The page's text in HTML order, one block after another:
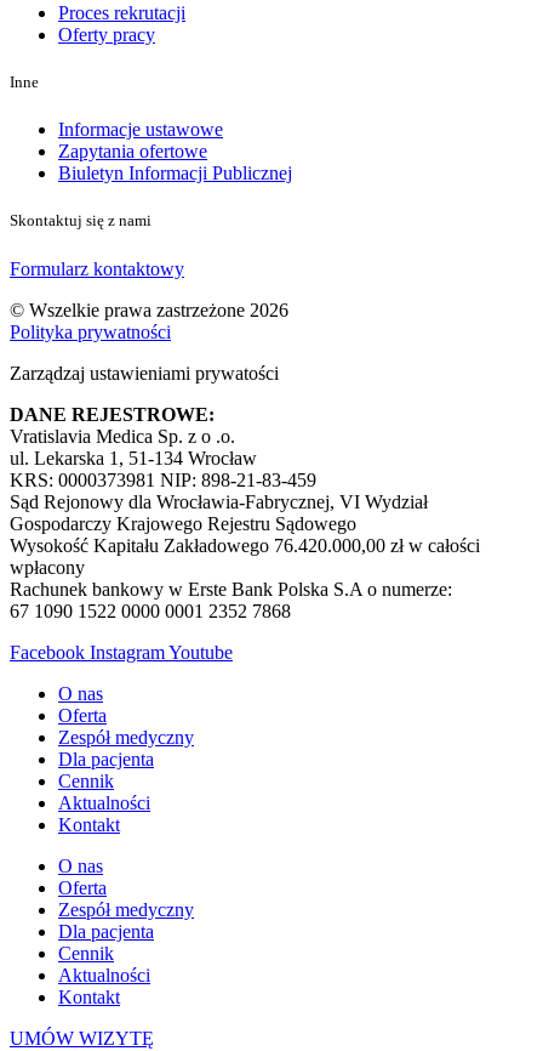
Proces rekrutacji
Oferty pracy
Inne
Informacje ustawowe
Zapytania ofertowe
Biuletyn Informacji Publicznej
Skontaktuj się z nami
Formularz kontaktowy
© Wszelkie prawa zastrzeżone 2026
Polityka prywatności
Zarządzaj ustawieniami prywatości
DANE REJESTROWE:
Vratislavia Medica Sp. z o .o.
ul. Lekarska 1, 51-134 Wrocław
KRS: 0000373981 NIP: 898-21-83-459
Sąd Rejonowy dla Wrocławia-Fabrycznej, VI Wydział
Gospodarczy Krajowego Rejestru Sądowego
Wysokość Kapitału Zakładowego 76.420.000,00 zł w całości
wpłacony
Rachunek bankowy w Erste Bank Polska S.A o numerze:
67 1090 1522 0000 0001 2352 7868
Facebook InstagramYoutube
O nas
Oferta
Zespół medyczny
Dla pacjenta
Cennik
Aktualności
Kontakt
O nas
Oferta
Zespół medyczny
Dla pacjenta
Cennik
Aktualności
Kontakt
UMÓW WIZYTĘ